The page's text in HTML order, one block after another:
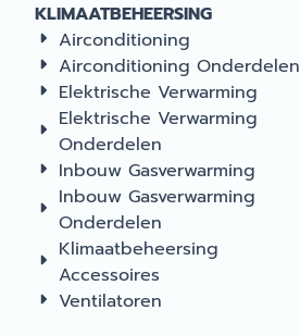
KLIMAATBEHEERSING
Airconditioning
Airconditioning Onderdelen
Elektrische Verwarming
Elektrische Verwarming
Onderdelen
Inbouw Gasverwarming
Inbouw Gasverwarming
Onderdelen
Klimaatbeheersing
Accessoires
Ventilatoren